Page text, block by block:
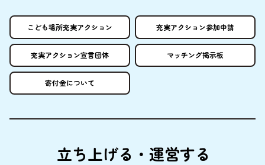
こども場所充実アクション 充実アクション参加申請
充実アクション宣言団体 マッチング掲示板
寄付金について
立ち上げる・ 運営する